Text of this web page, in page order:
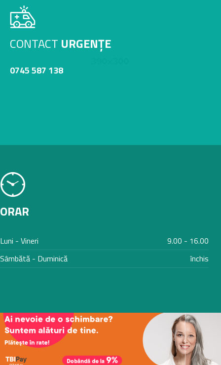
CONTACT URGENȚE
0745 587 138
ORAR
Luni - Vineri
9.00 - 16.00
Sâmbătă - Duminică
închis